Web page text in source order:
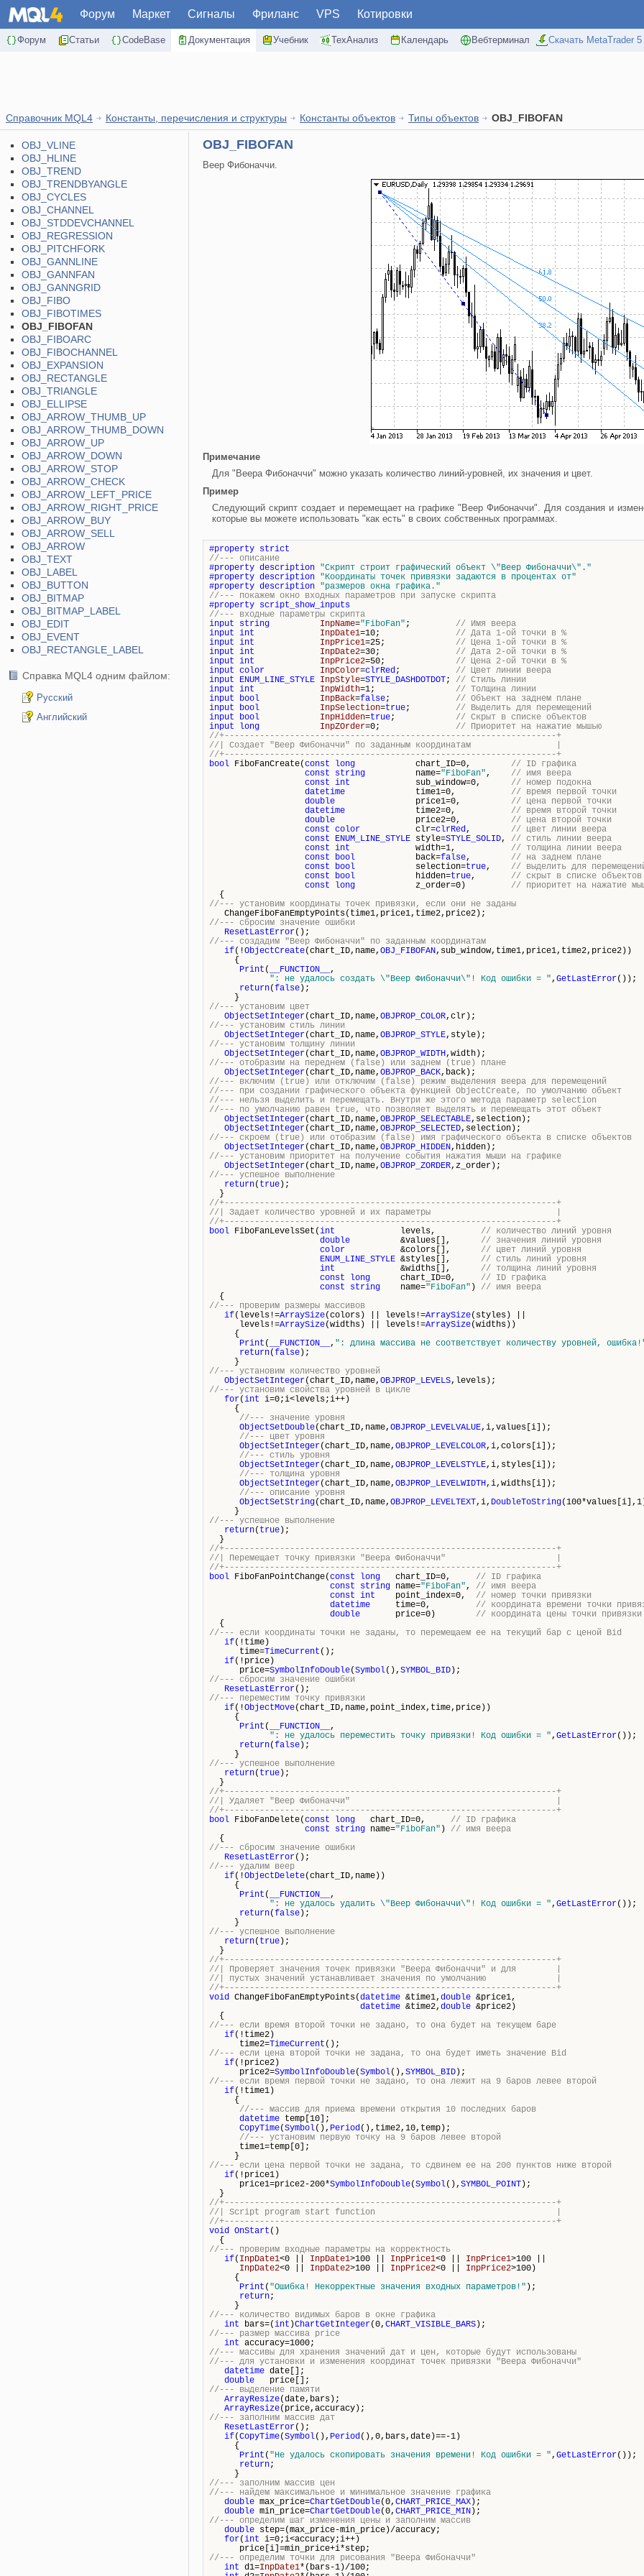
Форум Маркет Сигналы Фриланс VPS Котировки
Форум Статьи CodeBase Документация Учебник ТехАнализ Календарь Вебтерминал Скачать MetaTrader 5
Справочник MQL4 Константы, перечисления и структуры Константы объектов Типы объектов OBJ_FIBOFAN
OBJ_VLINE
OBJ_HLINE
OBJ_TREND
OBJ_TRENDBYANGLE
OBJ_CYCLES
OBJ_CHANNEL
OBJ_STDDEVCHANNEL
OBJ_REGRESSION
OBJ_PITCHFORK
OBJ_GANNLINE
OBJ_GANNFAN
OBJ_GANNGRID
OBJ_FIBO
OBJ_FIBOTIMES
OBJ_FIBOFAN
OBJ_FIBOARC
OBJ_FIBOCHANNEL
OBJ_EXPANSION
OBJ_RECTANGLE
OBJ_TRIANGLE
OBJ_ELLIPSE
OBJ_ARROW_THUMB_UP
OBJ_ARROW_THUMB_DOWN
OBJ_ARROW_UP
OBJ_ARROW_DOWN
OBJ_ARROW_STOP
OBJ_ARROW_CHECK
OBJ_ARROW_LEFT_PRICE
OBJ_ARROW_RIGHT_PRICE
OBJ_ARROW_BUY
OBJ_ARROW_SELL
OBJ_ARROW
OBJ_TEXT
OBJ_LABEL
OBJ_BUTTON
OBJ_BITMAP
OBJ_BITMAP_LABEL
OBJ_EDIT
OBJ_EVENT
OBJ_RECTANGLE_LABEL
Справка MQL4 одним файлом:
Русский
Английский
OBJ_FIBOFAN
Веер Фибоначчи.
Примечание
Для " Веера Фибоначчи" можно указать количество линий-уровней, их значения и цвет.
Пример
Следующий скрипт создает и перемещает на графике "Веер Фибоначчи". Для создания и
которые вы можете использовать "как есть" в своих собственных программах.
#property strict
//--- описание
#property description "Скрипт строит графический объект \"Веер Фибоначчи\"."
#property description "Координаты точек привязки задаются в процентах от"
#property description "размеров окна графика."
//--- покажем окно входных параметров при запуске скрипта
#property script_show_inputs
//--- входные параметры скрипта
input
string InpName="FiboFan" ; // Имя веера
input int InpDate1=10; // Дата 1-ой точки в %
input int InpPrice1=25; // Цена 1-ой точки в %
input int InpDate2=30; // Дата 2-ой точки в %
input int InpPrice2=50; // Цена 2-ой точки в %
input color InpColor=clrRed; // Цвет линии веера
input
ENUM_LINE_STYLE InpStyle=STYLE_DASHDOTDOT; // Стиль линии
input int InpWidth=1; // Толщина линии
input
bool InpBack=false; // Объект на заднем плане
input
bool InpSelection=true; // Выделить для перемещений
input
bool InpHidden=true; // Скрыт в списке объектов
input
long InpZOrder=0; // Приоритет на нажатие мышью
//+------------------------------------------------------------------+
//| Cоздает "Веер Фибоначчи" по заданным координатам |
//+------------------------------------------------------------------+
bool FiboFanCreate(const long chart_ID=0, // ID графика
const
string name="FiboFan", // имя веера
const int sub_window=0, // номер подокна
datetime time1=0, // время первой точки
double price1=0, // цена первой точки
datetime time2=0, // время второй точки
double price2=0, // цена второй точки
const color clr=clrRed, // цвет линии веера
const
ENUM_LINE_STYLE style=STYLE_SOLID, // стиль линии веера
const int width=1, // толщина линии веера
const
bool back=false, // на заднем плане
const
bool selection=true, // выделить для
const
bool hidden=true, // скрыт в списке объектов
const
long z_order=0) // приоритет на нажатие
{
//--- установим координаты точек привязки, если они не заданы
ChangeFiboFanEmptyPoints(time1,price1,time2,price2);
//--- сбросим значение ошибки
ResetLastError();
//--- создадим "Веер Фибоначчи" по заданным координатам
if(!ObjectCreate(chart_ID,name, OBJ_FIBOFAN,sub_window,time1,price1,time2,price2))
{
Print ( __FUNCTION__ ,
": не удалось создать \"Веер Фибоначчи\"! Код ошибки = ", GetLastError());
return(false );
}
//--- установим цвет
ObjectSetInteger(chart_ID,name, OBJPROP_COLOR,clr);
//--- установим стиль линии
ObjectSetInteger(chart_ID,name, OBJPROP_STYLE,style);
//--- установим толщину линии
ObjectSetInteger(chart_ID,name, OBJPROP_WIDTH,width);
//--- отобразим на переднем (false) или заднем (true) плане
ObjectSetInteger(chart_ID,name, OBJPROP_BACK,back);
//--- включим (true) или отключим (false) режим выделения веера для перемещений
//--- при создании графического объекта функцией ObjectCreate, по умолчанию объект
//--- нельзя выделить и перемещать. Внутри же этого метода параметр selection
//--- по умолчанию равен true, что позволяет выделять и перемещать этот объект
ObjectSetInteger(chart_ID,name, OBJPROP_SELECTABLE,selection);
ObjectSetInteger(chart_ID,name, OBJPROP_SELECTED,selection);
//--- скроем (true) или отобразим (false) имя графического объекта в списке объектов
ObjectSetInteger(chart_ID,name, OBJPROP_HIDDEN,hidden);
//--- установим приоритет на получение события нажатия мыши на графике
ObjectSetInteger(chart_ID,name, OBJPROP_ZORDER,z_order);
//--- успешное выполнение
return( true );
}
//+------------------------------------------------------------------+
//| Задает количество уровней и их параметры |
//+------------------------------------------------------------------+
bool FiboFanLevelsSet(int levels, // количество линий уровня
double &values[], // значения линий уровня
color &colors[], // цвет линий уровня
ENUM_LINE_STYLE &styles[], // стиль линий уровня
int &widths[], // толщина линий уровня
const
long chart_ID=0, // ID графика
const
string name="FiboFan" ) // имя веера
{
//--- проверим размеры массивов
if(levels!=ArraySize(colors) || levels!=ArraySize(styles) ||
levels!=ArraySize(widths) || levels!=ArraySize(widths))
{
Print ( __FUNCTION__ , ": длина массива не соответствует количеству уровней,
return(false );
}
//--- установим количество уровней
ObjectSetInteger(chart_ID,name, OBJPROP_LEVELS,levels);
//--- установим свойства уровней в цикле
for(int i=0;i<levels;i++)
{
//--- значение уровня
ObjectSetDouble(chart_ID,name, OBJPROP_LEVELVALUE,i,values[i]);
//--- цвет уровня
ObjectSetInteger(chart_ID,name, OBJPROP_LEVELCOLOR,i,colors[i]);
//--- стиль уровня
ObjectSetInteger(chart_ID,name, OBJPROP_LEVELSTYLE,i,styles[i]);
//--- толщина уровня
ObjectSetInteger(chart_ID,name, OBJPROP_LEVELWIDTH,i,widths[i]);
//--- описание уровня
ObjectSetString(chart_ID,name, OBJPROP_LEVELTEXT,i, DoubleToString
}
//--- успешное выполнение
return( true );
}
//+------------------------------------------------------------------+
//| Перемещает точку привязки "Веера Фибоначчи" |
//+------------------------------------------------------------------+
bool FiboFanPointChange(const long chart_ID=0, // ID графика
const
string name="FiboFan", // имя веера
const int point_index=0, // номер точки привязки
datetime time=0, // координата времени точки
double price=0) // координата цены точки привязки
{
//--- если координаты точки не заданы, то перемещаем ее на текущий бар с ценой Bid
if(!time)
time=TimeCurrent ();
if(!price)
price=SymbolInfoDouble(Symbol(), SYMBOL_BID );
//--- сбросим значение ошибки
ResetLastError();
//--- переместим точку привязки
if(!ObjectMove(chart_ID,name,point_index,time,price))
{
Print ( __FUNCTION__ ,
": не удалось переместить точку привязки! Код ошибки = ", GetLastError());
return(false );
}
//--- успешное выполнение
return( true );
}
//+------------------------------------------------------------------+
//| Удаляет "Веер Фибоначчи" |
//+------------------------------------------------------------------+
bool FiboFanDelete(const long chart_ID=0, // ID графика
const
string name="FiboFan" ) // имя веера
{
//--- сбросим значение ошибки
ResetLastError();
//--- удалим веер
if(!ObjectDelete(chart_ID,name))
{
Print ( __FUNCTION__ ,
": не удалось удалить \"Веер Фибоначчи\"! Код ошибки = ", GetLastError());
return(false );
}
//--- успешное выполнение
return( true );
}
//+------------------------------------------------------------------+
//| Проверяет значения точек привязки "Веера Фибоначчи" и для |
//| пустых значений устанавливает значения по умолчанию |
//+------------------------------------------------------------------+
void ChangeFiboFanEmptyPoints(datetime &time1, double &price1,
datetime &time2, double &price2)
{
//--- если время второй точки не задано, то она будет на текущем баре
if(!time2)
time2=TimeCurrent ();
//--- если цена второй точки не задана, то она будет иметь значение Bid
if(!price2)
price2=SymbolInfoDouble(Symbol(), SYMBOL_BID );
//--- если время первой точки не задано, то она лежит на 9 баров левее второй
if(!time1)
{
//--- массив для приема времени открытия 10 последних баров
datetime temp[10];
CopyTime(Symbol(), Period(),time2,10,temp);
//--- установим первую точку на 9 баров левее второй
time1=temp[0];
}
//--- если цена первой точки не задана, то сдвинем ее на 200 пунктов ниже второй
if(!price1)
price1=price2-200*SymbolInfoDouble(Symbol(), SYMBOL_POINT );
}
//+------------------------------------------------------------------+
//| Script program start function |
//+------------------------------------------------------------------+
void OnStart ()
{
//--- проверим входные параметры на корректность
if( InpDate1<0 || InpDate1>100 || InpPrice1<0 || InpPrice1>100 ||
InpDate2<0 || InpDate2>100 || InpPrice2<0 || InpPrice2>100)
{
Print ( "Ошибка! Некорректные значения входных параметров!" );
return;
}
//--- количество видимых баров в окне графика
int
bars=(int )ChartGetInteger(0, CHART_VISIBLE_BARS );
//--- размер массива price
int accuracy=1000;
//--- массивы для хранения значений дат и цен, которые будут использованы
//--- для установки и изменения координат точек привязки "Веера Фибоначчи"
datetime date[];
double price[];
//--- выделение памяти
ArrayResize(date, bars );
ArrayResize(price,accuracy);
//--- заполним массив дат
ResetLastError();
if(CopyTime(Symbol(), Period(),0, bars,date)==-1)
{
Print ( "Не удалось скопировать значения времени! Код ошибки = ", GetLastError());
return;
}
//--- заполним массив цен
//--- найдем максимальное и минимальное значение графика
double max_price=ChartGetDouble(0, CHART_PRICE_MAX );
double min_price=ChartGetDouble(0, CHART_PRICE_MIN );
//--- определим шаг изменения цены и заполним массив
double step=(max_price-min_price)/accuracy;
for(int i=0;i<accuracy;i++)
price[i]=min_price+i*step;
//--- определим точки для рисования "Веера Фибоначчи"
int d1=InpDate1*( bars-1)/100;